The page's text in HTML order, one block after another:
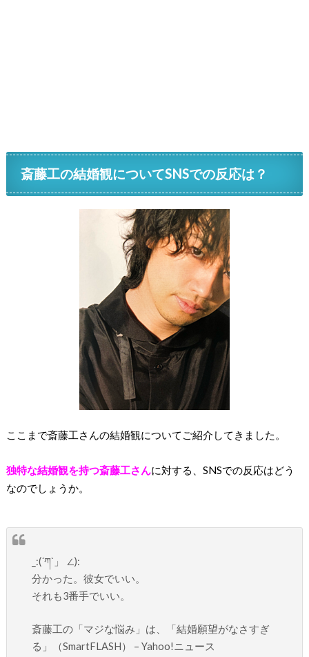
斎藤工の結婚観についてSNSでの反応は？
ここまで斎藤工さんの結婚観についてご紹介してきました。
独特な結婚観を持つ斎藤工さんに対する、SNSでの反応はどう
なのでしょうか。
_:(´ཀ`」 ∠):
分かった。彼女でいい。
それも3番手でいい。
斎藤工の「マジな悩み」は、「結婚願望がなさすぎ
る」（SmartFLASH） – Yahoo!ニュース